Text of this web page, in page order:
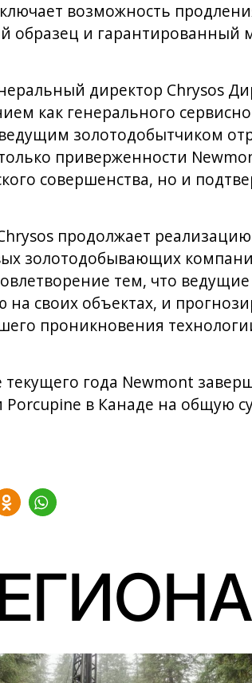
возможность
образец и
директор Chrysos
как генерального
золотодобытчиком
приверженности
совершенства, но и
продолжает
золотодобывающих
тем, что
своих объектах, и
проникновения
текущего года Newmont
Porcupine в Канаде на общую